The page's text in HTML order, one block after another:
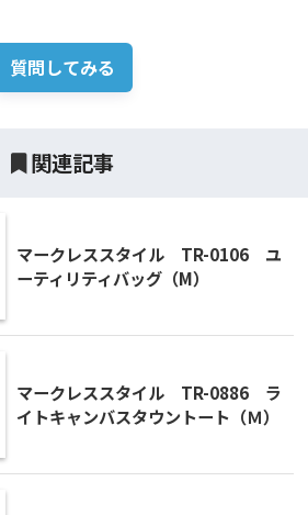
質問してみる
関連記事
マークレススタイル TR-0106 ユ
ーティリティバッグ（M）
マークレススタイル TR-0886 ラ
イトキャンバスタウントート（Ｍ）